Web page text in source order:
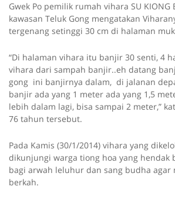
Gwek Po pemilik rumah vihara SU KIONG
kawasan Teluk Gong mengatakan
tergenang setinggi 30 cm di halaman
“Di halaman vihara itu banjir 30 senti, 4
vihara dari sampah banjir..eh datang
gong ini banjirnya dalam, di jalanan
banjir ada yang 1 meter ada yang 1,5
lebih dalam lagi, bisa sampai 2 meter,”
76 tahun tersebut.
Pada Kamis (30/1/2014) vihara yang
dikunjungi warga tiong hoa yang hendak
bagi arwah leluhur dan sang budha agar
berkah.